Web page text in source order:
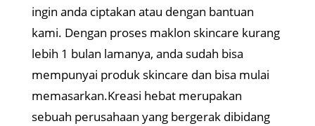
ingin anda ciptakan atau dengan bantuan
kami. Dengan proses maklon skincare kurang
lebih 1 bulan lamanya, anda sudah bisa
mempunyai produk skincare dan bisa mulai
memasarkan.Kreasi hebat merupakan
sebuah perusahaan yang bergerak dibidang